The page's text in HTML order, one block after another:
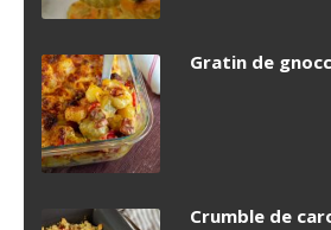
Gratin de
Crumble de